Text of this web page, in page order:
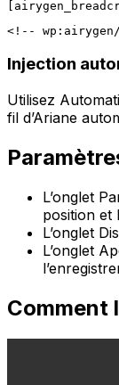
Injection
Utilisez
fil d’Ariane
L’onglet
position et
L’onglet
L’onglet
Comment